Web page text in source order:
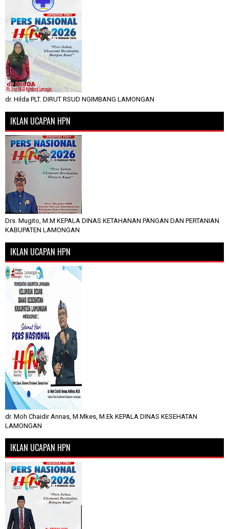
dr. Hilda PLT. DIRUT RSUD NGIMBANG LAMONGAN
IKLAN UCAPAN HPN
Drs. Mugito, M.M KEPALA DINAS KETAHANAN PANGAN DAN PERTANIAN
KABUPATEN LAMONGAN
IKLAN UCAPAN HPN
dr. Moh Chaidir Annas, M.Mkes, M.Ek KEPALA DINAS KESEHATAN
LAMONGAN
IKLAN UCAPAN HPN